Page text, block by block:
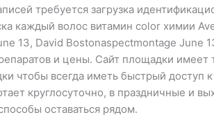
требуется загрузка
каждый волос витамин color химии
13, David Bostonaspectmontage June
и цены. Сайт площадки имеет
чтобы всегда иметь быстрый доступ
круглосуточно, в праздничные и
оставаться рядом.